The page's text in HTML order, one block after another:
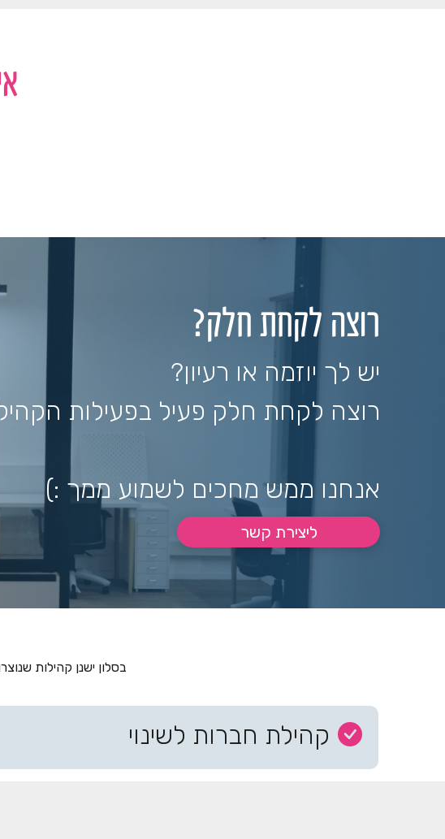
רוצה לקחת חלק?
יש לך יוזמה או רעיון?
רוצה לקחת חלק פעיל בפעילות
אנחנו ממש מחכים לשמוע ממך :)
ליצירת קשר
בסלון ישנן קהילות
קהילת חברות לשינוי